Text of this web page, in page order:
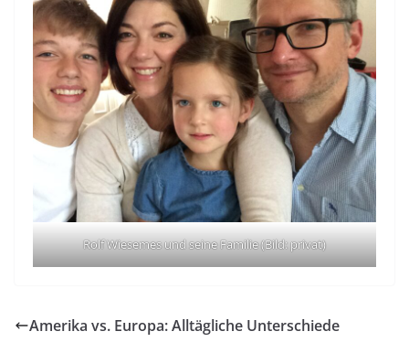
Rolf Wiesemes und seine Familie (Bild: privat)
Amerika vs. Europa: Alltägliche Unterschiede